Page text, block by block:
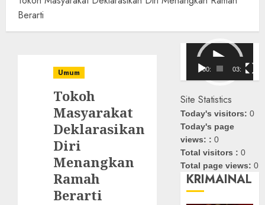
Berarti
Umum
Tokoh
Masyarakat
Deklarasikan
Diri
Menangkan
Ramah
Berarti
Pemutar
Video
00:00 03:08
Site Statistics
Today's visitors:0
Today's page
views: :0
Total visitors :0
Total page views:0
KRIMAINAL